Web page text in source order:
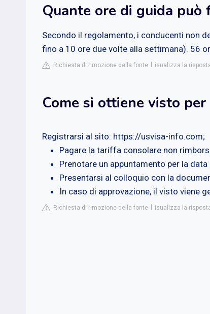
Quante ore di guida può
Secondo il regolamento, i conducenti non
fino a 10 ore due volte alla settimana). 56
Richiesta di rimozione della fonte isualizza la
Come si ottiene visto
Registrarsi al sito: https://usvisa-info.com;
Pagare la tariffa consolare non
Prenotare un appuntamento per la data
Presentarsi al colloquio con la
In caso di approvazione, il visto viene
Richiesta di rimozione della fonte isualizza la